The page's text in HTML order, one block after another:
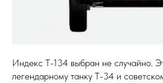
Индекс Т-134 выбран не случайно.
легендарному танку Т-34 и